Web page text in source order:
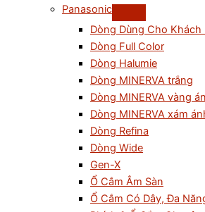
Panasonic
Dòng Dùng Cho Khách
Dòng Full Color
Dòng Halumie
Dòng MINERVA trắng
Dòng MINERVA vàng
Dòng MINERVA xám
Dòng Refina
Dòng Wide
Gen-X
Ổ Cắm Âm Sàn
Ổ Cắm Có Dây, Đa